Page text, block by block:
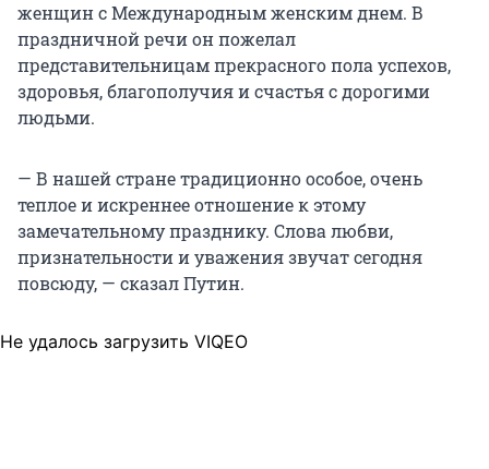
женщин с Международным женским днем. В
праздничной речи он пожелал
представительницам прекрасного пола успехов,
здоровья, благополучия и счастья с дорогими
людьми.
— В нашей стране традиционно особое, очень
теплое и искреннее отношение к этому
замечательному празднику. Слова любви,
признательности и уважения звучат сегодня
повсюду, — сказал Путин.
Не удалось загрузить VIQEO